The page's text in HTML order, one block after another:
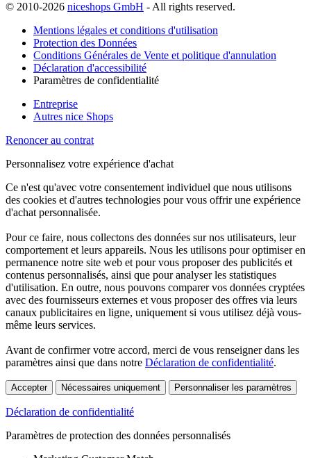
© 2010-2026 niceshops GmbH - All rights reserved.
Mentions légales et conditions d'utilisation
Protection des Données
Conditions Générales de Vente et politique d'annulation
Déclaration d'accessibilité
Paramètres de confidentialité
Entreprise
Autres nice Shops
Renoncer au contrat
Personnalisez votre expérience d'achat
Ce n'est qu'avec votre consentement individuel que nous utilisons
des cookies et d'autres technologies pour vous offrir une expérience
d'achat personnalisée.
Pour ce faire, nous collectons des données sur nos utilisateurs, leur
comportement et leurs appareils. Nous les utilisons pour optimiser en
permanence notre site web et pour vous proposer des publicités et
contenus personnalisés, ainsi que pour analyser les statistiques
d'utilisation. En outre, nous pouvons comparer vos données cryptées
avec des fournisseurs externes et vous proposer des offres via leurs
canaux publicitaires en ligne, uniquement si vous utilisez déjà vous-
même leurs services.
Avant de confirmer votre accord, merci de vous renseigner dans les
paramètres ainsi que dans notre Déclaration de confidentialité.
Accepter Nécessaires uniquement Personnaliser les paramètres
Déclaration de confidentialité
Paramètres de protection des données personnalisés